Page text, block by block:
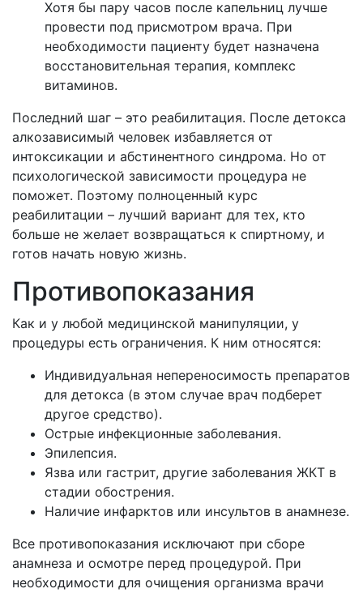
Хотя бы пару часов после капельниц лучше
провести под присмотром врача. При
необходимости пациенту будет назначена
восстановительная терапия, комплекс
витаминов.
Последний шаг – это реабилитация. После детокса
алкозависимый человек избавляется от
интоксикации и абстинентного синдрома. Но от
психологической зависимости процедура не
поможет. Поэтому полноценный курс
реабилитации – лучший вариант для тех, кто
больше не желает возвращаться к спиртному, и
готов начать новую жизнь.
Противопоказания
Как и у любой медицинской манипуляции, у
процедуры есть ограничения. К ним относятся:
Индивидуальная непереносимость препаратов
для детокса (в этом случае врач подберет
другое средство).
Острые инфекционные заболевания.
Эпилепсия.
Язва или гастрит, другие заболевания ЖКТ в
стадии обострения.
Наличие инфарктов или инсультов в анамнезе.
Все противопоказания исключают при сборе
анамнеза и осмотре перед процедурой. При
необходимости для очищения организма врачи